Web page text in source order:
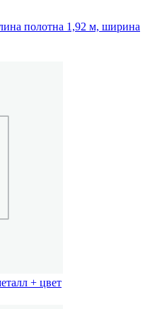
полотна 1,92 м, ширина
+ цвет